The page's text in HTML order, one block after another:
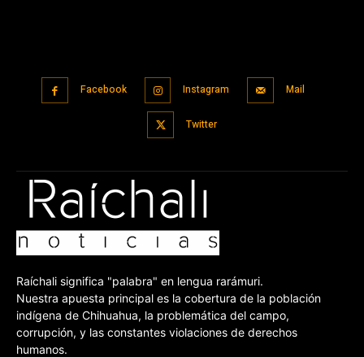
Facebook Instagram Mail
Twitter
Raíchali significa "palabra" en lengua rarámuri.
Nuestra apuesta principal es la cobertura de la población
indígena de Chihuahua, la problemática del campo,
corrupción, y las constantes violaciones de derechos
humanos.